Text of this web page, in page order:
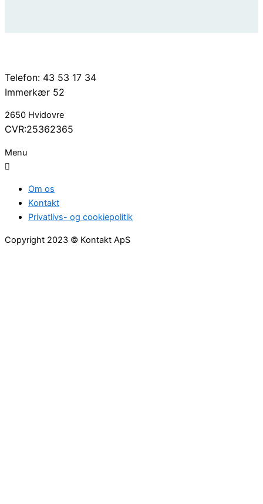
Telefon: 43 53 17 34
Immerkær 52
2650 Hvidovre
CVR:25362365
Menu
Om os
Kontakt
Privatlivs- og cookiepolitik
Copyright 2023 © Kontakt ApS